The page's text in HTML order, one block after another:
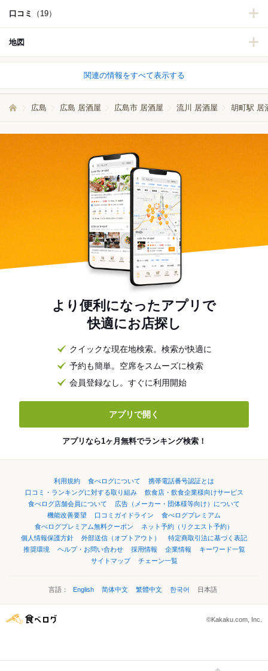
口コミ （19）
地図
関連の情報をすべて表示する
広島 広島 居酒屋 広島市 居酒屋 流川 居酒屋 胡町駅 居
より便利になったアプリで
快適にお店探し
クイックな現在地検索。検索が快適に
予約も簡単。空席をスムーズに検索
会員登録なし。すぐに利用開始
アプリで開く
アプリなら1ヶ月無料でランキング検索！
利用規約 食べログについて
携帯電話番号認証とは
口コミ・ランキングに対する取り組み
飲食店・飲食企業様向けサービス
食べログ店舗会員について
広告（メーカー・団体様等向け）について
機能改善要望
口コミガイドライン
食べログプレミアム
食べログプレミアム無料クーポン
ネット予約（リクエスト予約）
個人情報保護方針
外部送信（オプトアウト）
特定商取引法に基づく表記
推奨環境
ヘルプ・お問い合わせ 採用情報 企業情報
キーワード一覧
サイトマップ
チェーン一覧
言語： English 简体中文 繁體中文 한국어 日本語
©Kakaku.com, Inc.